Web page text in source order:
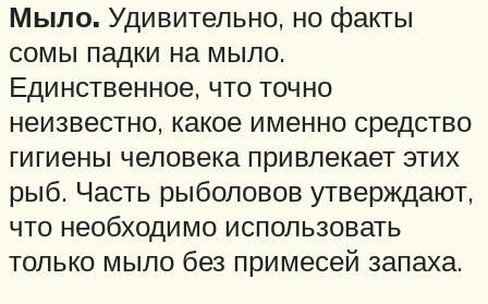
Мыло. Удивительно, но факты
сомы падки на мыло.
Единственное, что точно
неизвестно, какое именно средство
гигиены человека привлекает этих
рыб. Часть рыболовов утверждают,
что необходимо использовать
только мыло без примесей запаха.